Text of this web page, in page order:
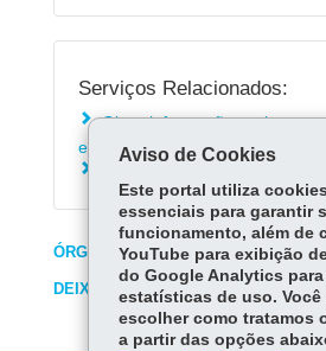
Serviços Relacionados:
Obter informações sobre o
entidades sem fins lucrativos no
Participar de treinamento
ÓRGÃO RESPONSÁVEL
DEIXE SUA OPINIÃO
Aviso de Cookies
Este portal utiliza cookies
essenciais para garantir
funcionamento, além de
YouTube para exibição
do Google Analytics
estatísticas de uso. Você
escolher como tratamos
a partir das opções